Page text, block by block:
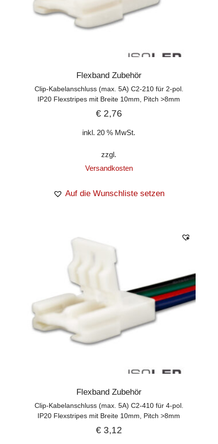
Flexband Zubehör
Clip-Kabelanschluss (max. 5A) C2-210 für 2-pol.
IP20 Flexstripes mit Breite 10mm, Pitch >8mm
€2,76
inkl. 20 % MwSt.
zzgl.
Versandkosten
Auf die Wunschliste setzen
Flexband Zubehör
Clip-Kabelanschluss (max. 5A) C2-410 für 4-pol.
IP20 Flexstripes mit Breite 10mm, Pitch >8mm
€3,12